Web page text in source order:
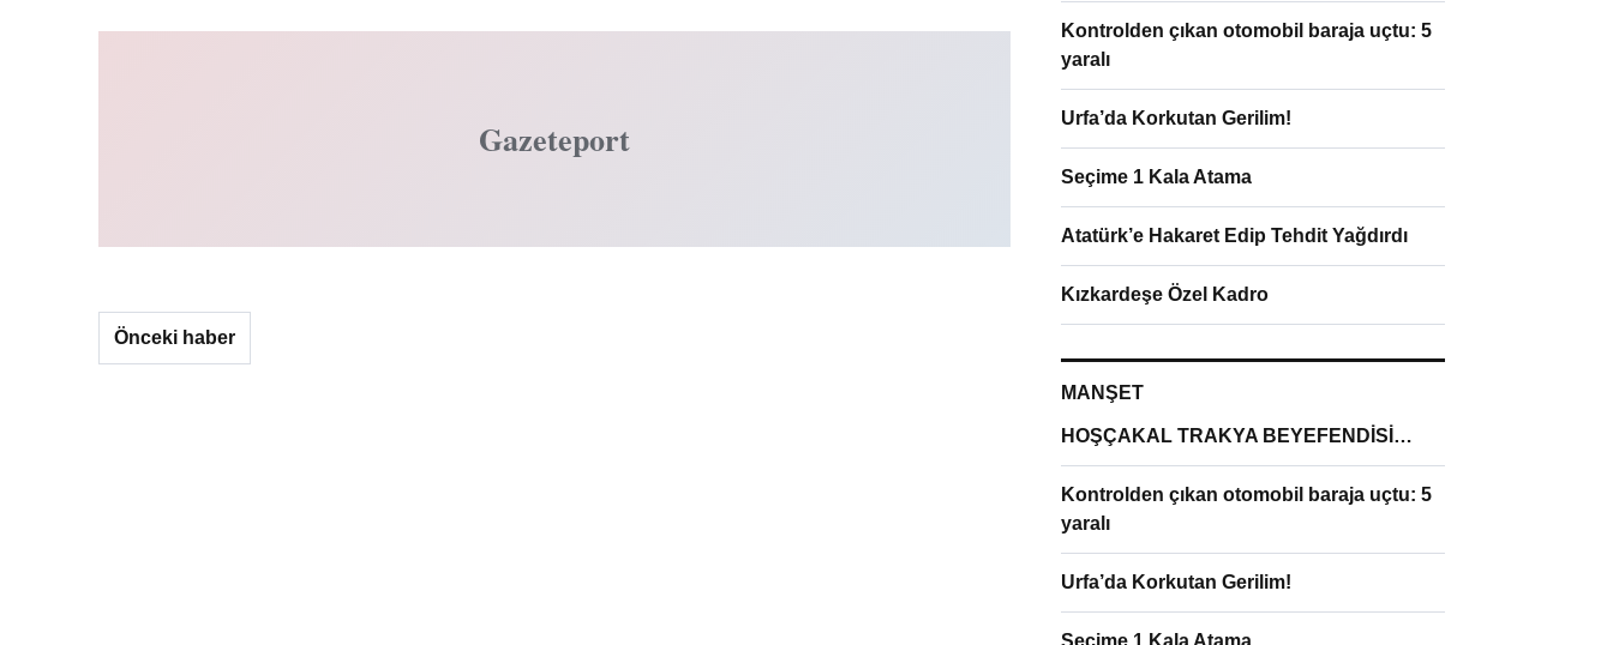
Gazeteport
Önceki haber
Kontrolden çıkan otomobil baraja uçtu: 5
yaralı
Urfa’da Korkutan Gerilim!
Seçime 1 Kala Atama
Atatürk’e Hakaret Edip Tehdit Yağdırdı
Kızkardeşe Özel Kadro
MANŞET
HOŞÇAKAL TRAKYA BEYEFENDİSİ…
Kontrolden çıkan otomobil baraja uçtu: 5
yaralı
Urfa’da Korkutan Gerilim!
Seçime 1 Kala Atama